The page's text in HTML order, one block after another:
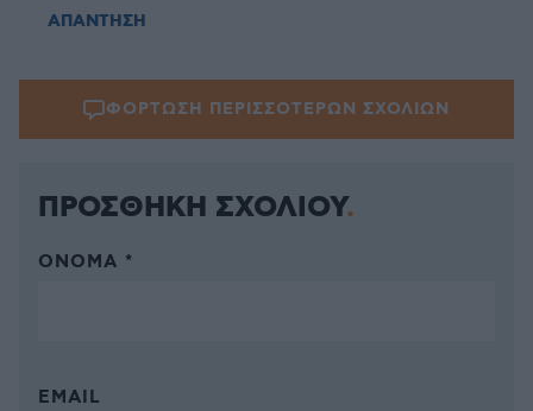
ΑΠΑΝΤΗΣΗ
ΦΟΡΤΩΣΗ ΠΕΡΙΣΣΟΤΕΡΩΝ ΣΧΟΛΙΩΝ
ΠΡΟΣΘΗΚΗ ΣΧΟΛΙΟΥ
ΌΝΟΜΑ *
EMAIL